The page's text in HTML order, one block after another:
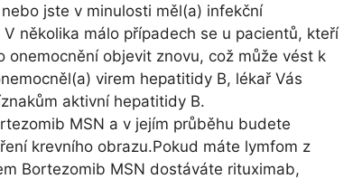
jste v minulosti měl(a) infekční
několika málo případech se u pacientů, kteří
onemocnění objevit znovu, což může vést k
virem hepatitidy B, lékař Vás
aktivní hepatitidy B.
MSN a v jejím průběhu budete
krevního obrazu.Pokud máte lymfom z
Bortezomib MSN dostáváte rituximab,